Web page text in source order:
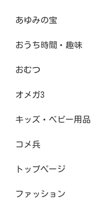
あゆみの宝
おうち時間・趣味
おむつ
オメガ3
キッズ・ベビー用品
コメ兵
トップページ
ファッション